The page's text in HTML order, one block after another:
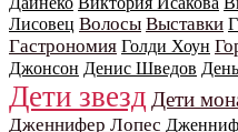
Лисовец Волосы Выставки
Гастрономия Голди Хоун
Джонсон Денис Шведов
Дети звезд Дети
Дженнифер Лопес